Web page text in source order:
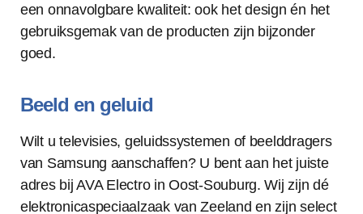
een onnavolgbare kwaliteit: ook het design én het
gebruiksgemak van de producten zijn bijzonder
goed.
Beeld en geluid
Wilt u televisies, geluidssystemen of beelddragers
van Samsung aanschaffen? U bent aan het juiste
adres bij AVA Electro in Oost-Souburg. Wij zijn dé
elektronicaspeciaalzaak van Zeeland en zijn select